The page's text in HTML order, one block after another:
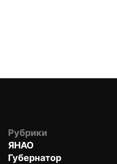
Рубрики
ЯНАО
Губернатор